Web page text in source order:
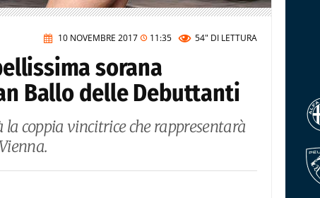
10 NOVEMBRE 2017 11:35 54" DI LETTURA
sorana
Ballo delle Debuttanti
la coppia vincitrice che rappresentarà